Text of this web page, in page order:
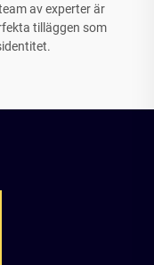
av experter är
tilläggen som